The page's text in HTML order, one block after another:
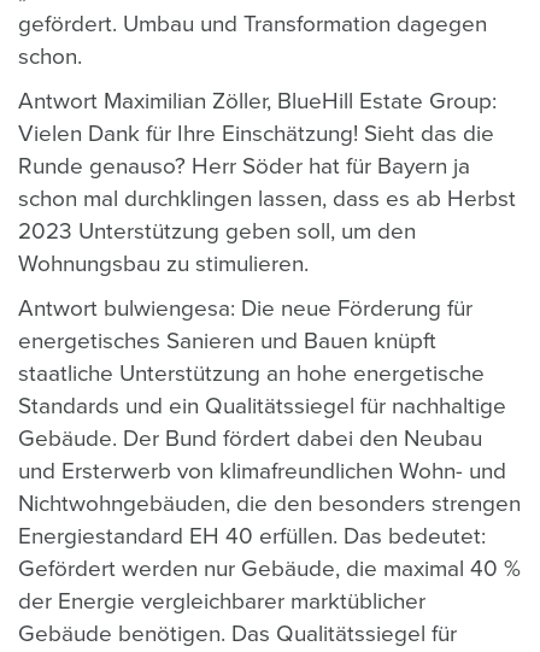
gefördert. Umbau und Transformation dagegen
schon.
Antwort Maximilian Zöller, BlueHill Estate Group:
Vielen Dank für Ihre Einschätzung! Sieht das die
Runde genauso? Herr Söder hat für Bayern ja
schon mal durchklingen lassen, dass es ab Herbst
2023 Unterstützung geben soll, um den
Wohnungsbau zu stimulieren.
Antwort bulwiengesa: Die neue Förderung für
energetisches Sanieren und Bauen knüpft
staatliche Unterstützung an hohe energetische
Standards und ein Qualitätssiegel für nachhaltige
Gebäude. Der Bund fördert dabei den Neubau
und Ersterwerb von klimafreundlichen Wohn- und
Nichtwohngebäuden, die den besonders strengen
Energiestandard EH 40 erfüllen. Das bedeutet:
Gefördert werden nur Gebäude, die maximal 40 %
der Energie vergleichbarer marktüblicher
Gebäude benötigen. Das Qualitätssiegel für